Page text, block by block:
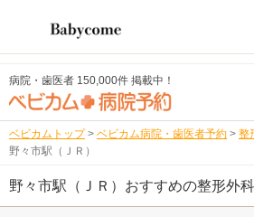
病院・歯医者 150,000件 掲載中！
ベビカムトップ > ベビカム病院・歯医者予約 > 整
野々市駅（ＪＲ）
野々市駅（ＪＲ）おすすめの整形外